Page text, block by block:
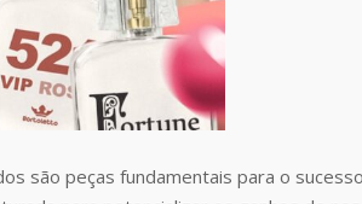
são peças fundamentais para o